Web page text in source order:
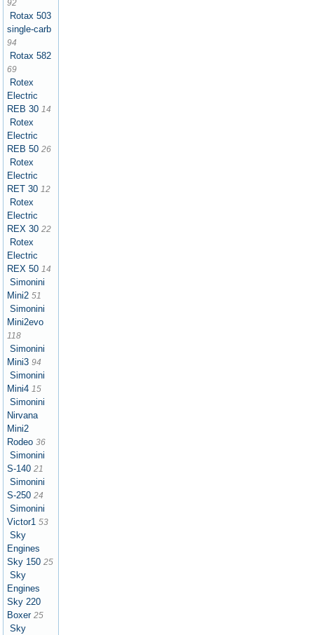
92
Rotax 503
single-carb
94
Rotax 582
69
Rotex
Electric
REB 30 14
Rotex
Electric
REB 50 26
Rotex
Electric
RET 30 12
Rotex
Electric
REX 30 22
Rotex
Electric
REX 50 14
Simonini
Mini2 51
Simonini
Mini2evo
118
Simonini
Mini3 94
Simonini
Mini4 15
Simonini
Nirvana
Mini2
Rodeo 36
Simonini
S-140 21
Simonini
S-250 24
Simonini
Victor1 53
Sky
Engines
Sky 150 25
Sky
Engines
Sky 220
Boxer 25
Sky